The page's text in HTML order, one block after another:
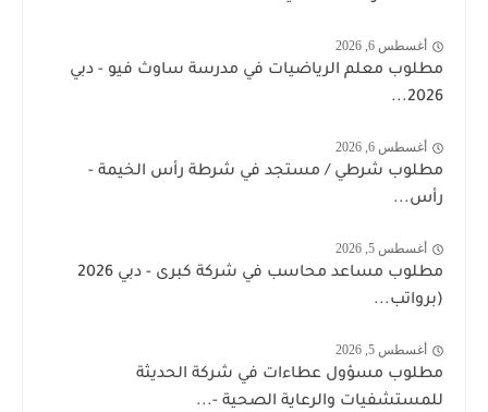
أغسطس 6, 2026
مطلوب معلم الرياضيات في مدرسة ساوث فيو - دبي
2026...
أغسطس 6, 2026
مطلوب شرطي / مستجد في شرطة رأس الخيمة -
رأس...
أغسطس 5, 2026
مطلوب مساعد محاسب في شركة كبرى - دبي 2026
(برواتب...
أغسطس 5, 2026
مطلوب مسؤول عطاءات في شركة الحديثة
للمستشفيات والرعاية الصحية -...